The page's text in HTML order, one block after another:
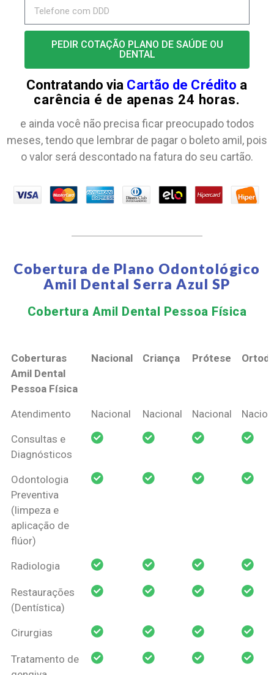
PEDIR COTAÇÃO PLANO DE SAÚDE OU
DENTAL
Contratando via Cartão de Crédito a
carência é de apenas 24 horas.
e ainda você não precisa ficar preocupado todos
meses, tendo que lembrar de pagar o boleto amil, pois
o valor será descontado na fatura do seu cartão.
Cobertura de Plano Odontológico
Amil Dental Serra Azul SP
Cobertura Amil Dental Pessoa Física​
Coberturas
Amil Dental
Pessoa Física
Nacional Criança Prótese
Coberturas
Pessoa Física
Nacional Criança Prótese
Atendimento Nacional Nacional Nacional
Consultas e
Diagnósticos
Odontologia
Preventiva
(limpeza e
aplicação de
flúor)
Radiologia
Restaurações
(Dentística)
Cirurgias
Tratamento de